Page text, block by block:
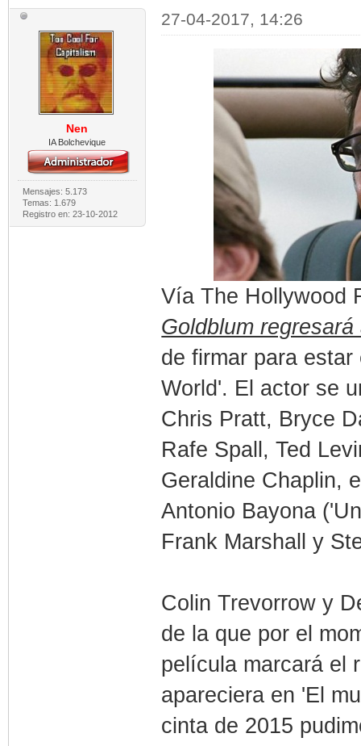
Nen
IA Bolchevique
Mensajes: 5.173
Temas: 1.679
Registro en: 23-10-2012
27-04-2017, 14:26
Vía The Hollywood
Goldblum
de firmar para
World'. El actor se
Chris Pratt, Bryce
Rafe Spall, Ted
Geraldine Chaplin,
Antonio Bayona
Frank Marshall y
Colin Trevorrow y
de la que por el
película marcará el
apareciera en 'El
cinta de 2015